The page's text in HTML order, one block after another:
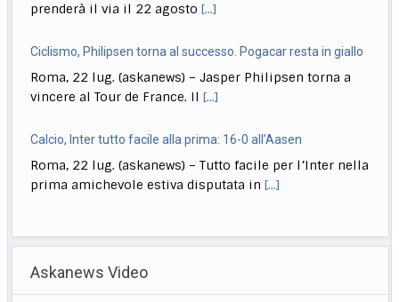
prenderà il via il 22 agosto[...]
Ciclismo, Philipsen torna al successo. Pogacar resta in giallo
Roma, 22 lug. (askanews) – Jasper Philipsen torna a
vincere al Tour de France. Il[...]
Calcio, Inter tutto facile alla prima: 16-0 all’Aasen
Roma, 22 lug. (askanews) – Tutto facile per l’Inter nella
prima amichevole estiva disputata in[...]
Lucio" (Sony Music Italy), l’antologia
Askanews Video